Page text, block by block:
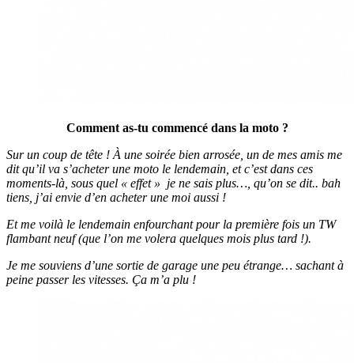
Comment as-tu commencé dans la moto ?
Sur un coup de tête ! À une soirée bien arrosée, un de mes amis me
dit qu’il va s’acheter une moto le lendemain, et c’est dans ces
moments-là, sous quel « effet » je ne sais plus…, qu’on se dit.. bah
tiens, j’ai envie d’en acheter une moi aussi !
Et me voilà le lendemain enfourchant pour la première fois un TW
flambant neuf (que l’on me volera quelques mois plus tard !).
Je me souviens d’une sortie de garage une peu étrange… sachant à
peine passer les vitesses. Ça m’a plu !